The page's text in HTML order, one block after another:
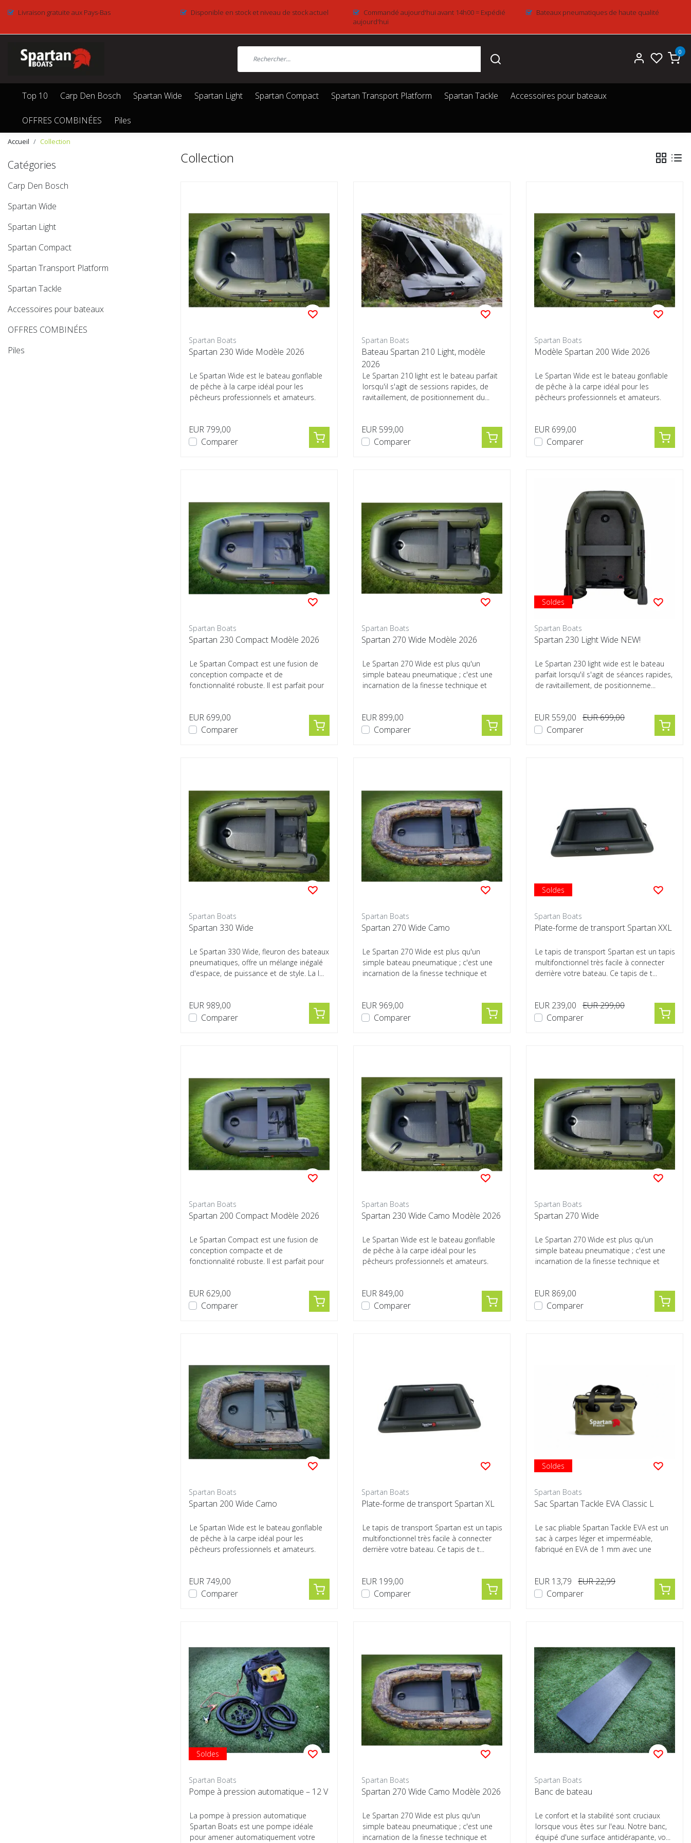
Livraison gratuite aux Pays-Bas Disponible en stock et niveau de stock actuel
Commandé aujourd'hui avant 14h00 = Expédié
aujourd'hui
Bateaux pneumatiques de haute qualité
0
Top 10 Carp Den Bosch Spartan Wide Spartan Light Spartan Compact Spartan Transport Platform Spartan Tackle Accessoires pour bateaux
OFFRES COMBINÉES Piles
Accueil Collection
Catégories
Carp Den Bosch
Spartan Wide
Spartan Light
Spartan Compact
Spartan Transport Platform
Spartan Tackle
Accessoires pour bateaux
OFFRES COMBINÉES
Piles
Collection
Spartan Boats
Spartan 230 Wide Modèle 2026
Le Spartan Wide est le bateau gonflable
de pêche à la carpe idéal pour les
pêcheurs professionnels et amateurs.
EUR 799,00
Comparer
Spartan Boats
Bateau Spartan 210 Light, modèle
2026
Le Spartan 210 light est le bateau parfait
lorsqu'il s'agit de sessions rapides, de
ravitaillement, de positionnement du...
EUR 599,00
Comparer
Spartan Boats
Modèle Spartan 200 Wide 2026
Le Spartan Wide est le bateau gonflable
de pêche à la carpe idéal pour les
pêcheurs professionnels et amateurs.
EUR 699,00
Comparer
Spartan Boats
Spartan 230 Compact Modèle 2026
Le Spartan Compact est une fusion de
conception compacte et de
fonctionnalité robuste. Il est parfait pour
EUR 699,00
Comparer
Spartan Boats
Spartan 270 Wide Modèle 2026
Le Spartan 270 Wide est plus qu'un
simple bateau pneumatique ; c'est une
incarnation de la finesse technique et
EUR 899,00
Comparer
Soldes
Spartan Boats
Spartan 230 Light Wide NEW!
Le Spartan 230 light wide est le bateau
parfait lorsqu'il s'agit de séances rapides,
de ravitaillement, de positionneme...
EUR 559,00 EUR 699,00
Comparer
Spartan Boats
Spartan 330 Wide
Le Spartan 330 Wide, fleuron des bateaux
pneumatiques, offre un mélange inégalé
d'espace, de puissance et de style. La l...
EUR 989,00
Comparer
Spartan Boats
Spartan 270 Wide Camo
Le Spartan 270 Wide est plus qu'un
simple bateau pneumatique ; c'est une
incarnation de la finesse technique et
EUR 969,00
Comparer
Soldes
Spartan Boats
Plate-forme de transport Spartan XXL
Le tapis de transport Spartan est un tapis
multifonctionnel très facile à connecter
derrière votre bateau. Ce tapis de t...
EUR 239,00 EUR 299,00
Comparer
Spartan Boats
Spartan 200 Compact Modèle 2026
Le Spartan Compact est une fusion de
conception compacte et de
fonctionnalité robuste. Il est parfait pour
EUR 629,00
Comparer
Spartan Boats
Spartan 230 Wide Camo Modèle 2026
Le Spartan Wide est le bateau gonflable
de pêche à la carpe idéal pour les
pêcheurs professionnels et amateurs.
EUR 849,00
Comparer
Spartan Boats
Spartan 270 Wide
Le Spartan 270 Wide est plus qu'un
simple bateau pneumatique ; c'est une
incarnation de la finesse technique et
EUR 869,00
Comparer
Spartan Boats
Spartan 200 Wide Camo
Le Spartan Wide est le bateau gonflable
de pêche à la carpe idéal pour les
pêcheurs professionnels et amateurs.
EUR 749,00
Comparer
Spartan Boats
Plate-forme de transport Spartan XL
Le tapis de transport Spartan est un tapis
multifonctionnel très facile à connecter
derrière votre bateau. Ce tapis de t...
EUR 199,00
Comparer
Soldes
Spartan Boats
Sac Spartan Tackle EVA Classic L
Le sac pliable Spartan Tackle EVA est un
sac à carpes léger et imperméable,
fabriqué en EVA de 1 mm avec une
EUR 13,79 EUR 22,99
Comparer
Soldes
Spartan Boats
Pompe à pression automatique – 12 V
La pompe à pression automatique
Spartan Boats est une pompe idéale
pour amener automatiquement votre
Spartan Boats
Spartan 270 Wide Camo Modèle 2026
Le Spartan 270 Wide est plus qu'un
simple bateau pneumatique ; c'est une
incarnation de la finesse technique et
Spartan Boats
Banc de bateau
Le confort et la stabilité sont cruciaux
lorsque vous êtes sur l'eau. Notre banc,
équipé d'une surface antidérapante, vo...